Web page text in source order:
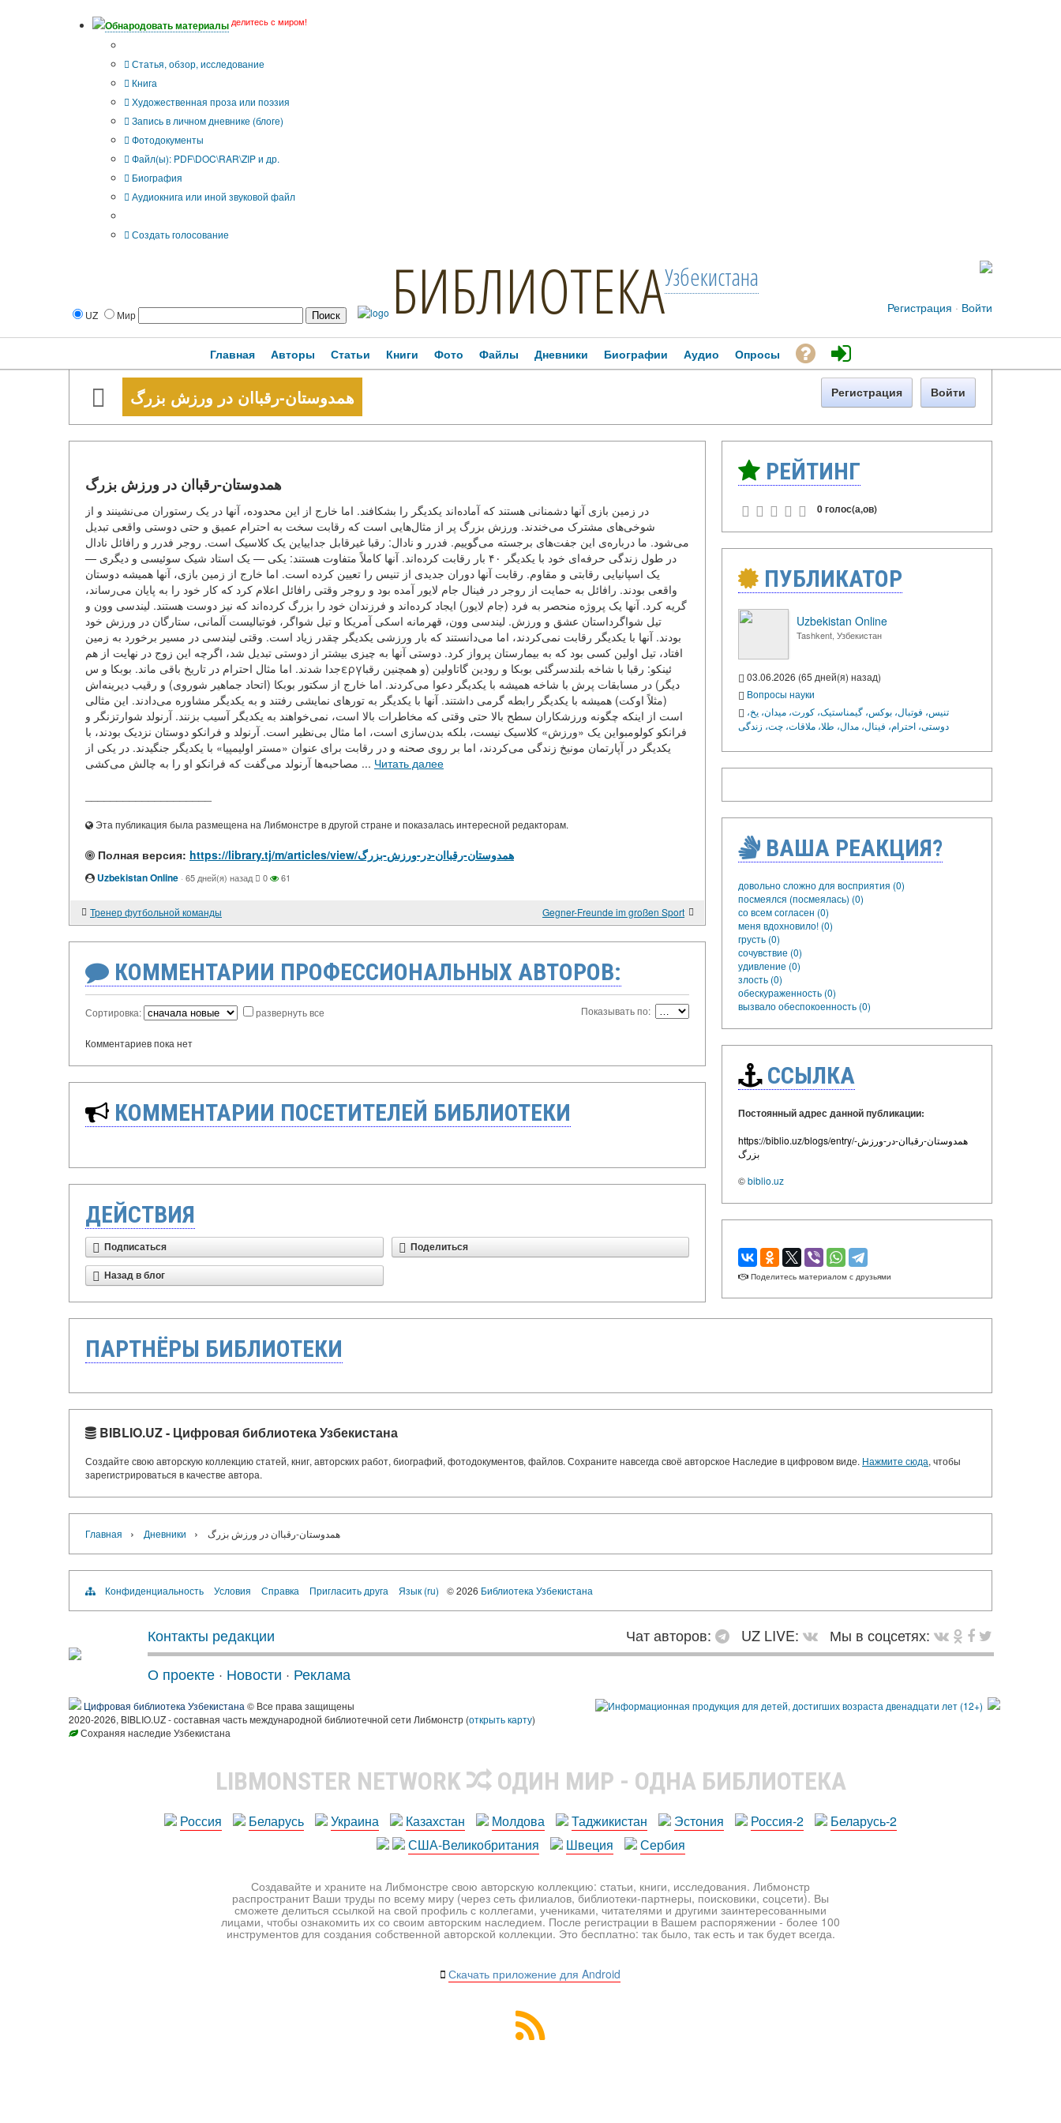
Обнародовать материалы делитесь с миром!
Статья, обзор, исследование
Книга
Художественная проза или поэзия
Запись в личном дневнике (блоге)
Фотодокументы
Файл(ы): PDF\DOC\RAR\ZIP и др.
Биография
Аудиокнига или иной звуковой файл
Создать голосование
UZ Мир БИБЛИОТЕКАУзбекистана
Регистрация · Войти
Главная Авторы Статьи Книги Фото Файлы Дневники Биографии Аудио Опросы
همدوستان-رقباان در ورزش بزرگ Регистрация Войти
همدوستان-رقباان در ورزش بزرگ
در زمین بازی آنها دشمنانی هستند که آماده‌اند یکدیگر را بشکافند. اما خارج از این محدوده، آنها در یک رستوران می‌نشینند و از
شوخی‌های مشترک می‌خندند. ورزش بزرگ پر از مثال‌هایی است که رقابت سخت به احترام عمیق و حتی دوستی واقعی تبدیل
می‌شود. ما درباره‌ی این جفت‌های برجسته می‌گوییم. فدرر و نادال: رقبا غیرقابل جداییاین یک کلاسیک است. روجر فدرر و رافائل نادال
در طول زندگی حرفه‌ای خود با یکدیگر ۴۰ بار رقابت کرده‌اند. آنها کاملاً متفاوت هستند: یکی — یک استاد شیک سوئیسی و دیگری —
یک اسپانیایی رقابتی و مقاوم. رقابت آنها دوران جدیدی از تنیس را تعیین کرده است. اما خارج از زمین بازی، آنها همیشه دوستان
واقعی بودند. رافائل به حمایت از روجر در فینال جام لایور آمده بود و روجر وقتی رافائل اعلام کرد که کار خود را به پایان می‌رساند،
گریه کرد. آنها یک پروژه منحصر به فرد (جام لایور) ایجاد کرده‌اند و فرزندان خود را بزرگ کرده‌اند که نیز دوست هستند. لیندسی وون و
تیل شواگرداستان عشق و ورزش. لیندسی وون، قهرمانه اسکی آمریکا و تیل شواگر، فوتبالیست آلمانی، ستارگان در ورزش خود
بودند. آنها با یکدیگر رقابت نمی‌کردند، اما می‌دانستند که بار ورزشی یکدیگر چقدر زیاد است. وقتی لیندسی در مسیر برخورد به زمین
افتاد، تیل اولین کسی بود که به بیمارستان پرواز کرد. دوستی آنها به چیزی بیشتر از دوستی تبدیل شد، اگرچه این زوج در نهایت از هم
جدا شدند. اما مثال احترام در تاریخ باقی ماند. بوبکا و سεργئینکو: رقبا با شاخه بلندسرگئی بوبکا و رودین گاتاولین (و همچنین رقبا
دیگر) در مسابقات پرش با شاخه همیشه با یکدیگر دعوا می‌کردند. اما خارج از سکتور بوبکا (اتحاد جماهیر شوروی) و رقیب دیرینه‌اش
(مثلاً اوکت) همیشه با یکدیگر رابطه گرمی داشتند. آنها با یکدیگر به تورهای نمایشی رفتند و به یکدیگر مشاوره می‌دادند. این مثالی
است از اینکه چگونه ورزشکاران سطح بالا حتی وقتی که مخاطرات بالا است، نمی‌خواهند به یکدیگر آسیب بزنند. آرنولد شوارتزنگر و
فرانکو کولومبواین یک «ورزش» کلاسیک نیست، بلکه بدن‌سازی است، اما مثال بی‌نظیر است. آرنولد و فرانکو دوستان نزدیک بودند، با
یکدیگر در آپارتمان مونیخ زندگی می‌کردند، اما بر روی صحنه و در رقابت برای عنوان «مستر اولیمپیا» با یکدیگر جنگیدند. در یکی از
مصاحبه‌ها آرنولد می‌گفت که فرانکو او را به چالش می‌کشی ... Читать далее
Эта публикация была размещена на Либмонстре в другой стране и показалась интересной редакторам.
Полная версия: https://library.tj/m/articles/view/همدوستان-رقباان-در-ورزش-بزرگ
Uzbekistan Online · 65 дней(я) назад 0 61
Тренер футбольной команды Gegner-Freunde im großen Sport
КОММЕНТАРИИ ПРОФЕССИОНАЛЬНЫХ АВТОРОВ:
Сортировка: развернуть все Показывать по:
Комментариев пока нет
КОММЕНТАРИИ ПОСЕТИТЕЛЕЙ БИБЛИОТЕКИ
ДЕЙСТВИЯ
Подписаться Поделиться
Назад в блог
РЕЙТИНГ
0 голос(а,ов)
ПУБЛИКАТОР
Uzbekistan Online
Tashkent, Узбекистан
03.06.2026 (65 дней(я) назад)
Вопросы науки
تنیس، فوتبال، بوکس، گیمناستیک، کورت، میدان، یخ،
دوستی، احترام، فینال، مدال، طلا، ملاقات، چت، زندگی
ВАША РЕАКЦИЯ?
довольно сложно для восприятия (0)
посмеялся (посмеялась) (0)
со всем согласен (0)
меня вдохновило! (0)
грусть (0)
сочувствие (0)
удивление (0)
злость (0)
обескураженность (0)
вызвало обеспокоенность (0)
ССЫЛКА
Постоянный адрес данной публикации:
https://biblio.uz/blogs/entry/همدوستان-رقباان-در-ورزش-
بزرگ
©biblio.uz
Поделитесь материалом с друзьями
ПАРТНЁРЫ БИБЛИОТЕКИ
BIBLIO.UZ - Цифровая библиотека Узбекистана
Создайте свою авторскую коллекцию статей, книг, авторских работ, биографий, фотодокументов, файлов. Сохраните навсегда своё авторское Наследие в цифровом виде. Нажмите сюда, чтобы
зарегистрироваться в качестве автора.
Главная › Дневники › همدوستان-رقباان در ورزش بزرگ
Конфиденциальность Условия Справка Пригласить друга Язык (ru) © 2026 Библиотека Узбекистана
Контакты редакции Чат авторов: UZ LIVE:
Мы в соцсетях:
О проекте · Новости · Реклама
Цифровая библиотека Узбекистана © Все права защищены
2020-2026, BIBLIO.UZ - составная часть международной библиотечной сети Либмонстр (открыть карту)
Сохраняя наследие Узбекистана
LIBMONSTER NETWORK ОДИН МИР - ОДНА БИБЛИОТЕКА
Россия Беларусь Украина Казахстан Молдова Таджикистан Эстония Россия-2
Беларусь-2
США-Великобритания
Швеция Сербия
Создавайте и храните на Либмонстре свою авторскую коллекцию: статьи, книги, исследования. Либмонстр
распространит Ваши труды по всему миру (через сеть филиалов, библиотеки-партнеры, поисковики, соцсети). Вы
сможете делиться ссылкой на свой профиль с коллегами, учениками, читателями и другими заинтересованными
лицами, чтобы ознакомить их со своим авторским наследием. После регистрации в Вашем распоряжении - более 100
инструментов для создания собственной авторской коллекции. Это бесплатно: так было, так есть и так будет всегда.
Скачать приложение для Android